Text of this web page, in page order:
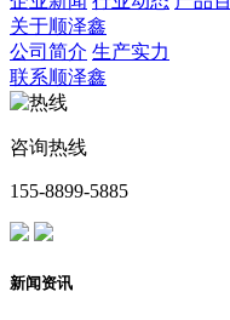
关于顺泽鑫
公司简介 生产实力
联系顺泽鑫
咨询热线
155-8899-5885
新闻资讯